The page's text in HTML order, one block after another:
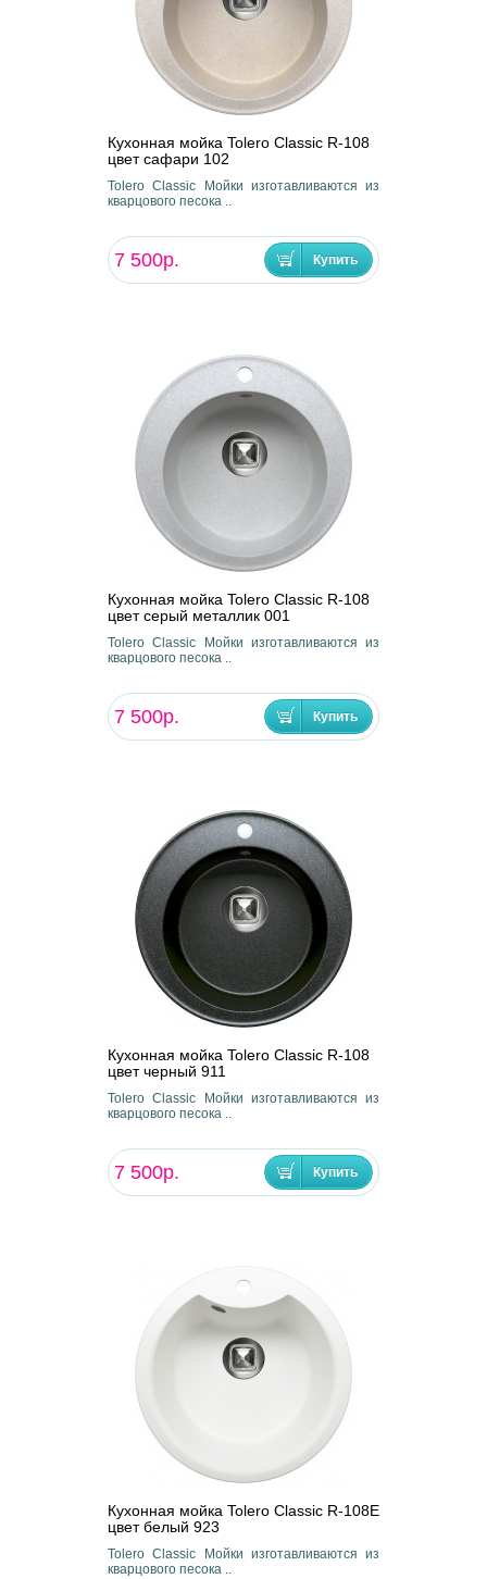
Кухонная мойка Tolero Classic R-108
цвет сафари 102
Tolero Classic Мойки изготавливаются из
кварцового песока ..
7 500р.
Кухонная мойка Tolero Classic R-108
цвет серый металлик 001
Tolero Classic Мойки изготавливаются из
кварцового песока ..
7 500р.
Кухонная мойка Tolero Classic R-108
цвет черный 911
Tolero Classic Мойки изготавливаются из
кварцового песока ..
7 500р.
Кухонная мойка Tolero Classic R-108E
цвет белый 923
Tolero Classic Мойки изготавливаются из
кварцового песока ..